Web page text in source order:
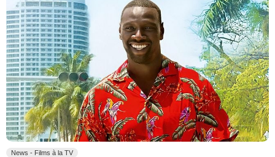
News - Films à la TV